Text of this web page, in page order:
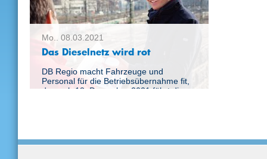
Mo.. 08.03.2021
Das Dieselnetz wird rot
DB Regio macht Fahrzeuge und
Personal für die Betriebsübernahme fit,
denn ab 13. Dezember 2021 fährt die